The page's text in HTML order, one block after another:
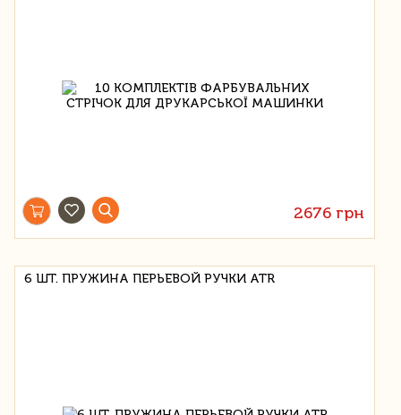
2676 грн
6 ШТ. ПРУЖИНА ПЕРЬЕВОЙ РУЧКИ ATR